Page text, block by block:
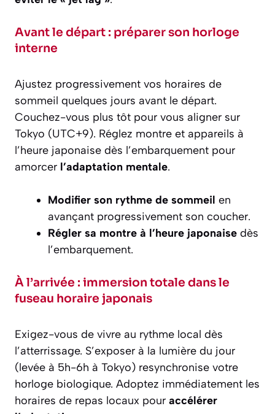
Avant le départ : préparer son horloge
interne
Ajustez progressivement vos horaires de
sommeil quelques jours avant le départ.
Couchez-vous plus tôt pour vous aligner sur
Tokyo (UTC+9). Réglez montre et appareils à
l’heure japonaise dès l’embarquement pour
amorcer l’adaptation mentale.
Modifier son rythme de sommeil en
avançant progressivement son coucher.
Régler sa montre à l’heure japonaise dès
l’embarquement.
À l’arrivée : immersion totale dans le
fuseau horaire japonais
Exigez-vous de vivre au rythme local dès
l’atterrissage. S’exposer à la lumière du jour
(levée à 5h-6h à Tokyo) resynchronise votre
horloge biologique. Adoptez immédiatement les
horaires de repas locaux pour accélérer